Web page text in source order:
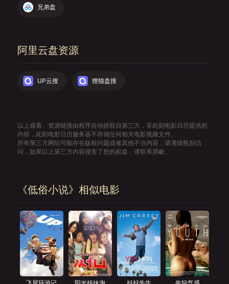
兄弟盘
阿里云盘资源
UP云搜 狸猫盘搜
以上观看、资源链接由程序自动抓取自第三方，非此刻电影日历提供的
内容，此刻电影日历服务器不存储任何相关电影视频文件。
所有第三方网站可能存在版权问题或者其他不当内容，请谨慎甄别访
问，如果以上第三方内容侵害了您的权益，请联系屏蔽。
《低俗小说》相似电影